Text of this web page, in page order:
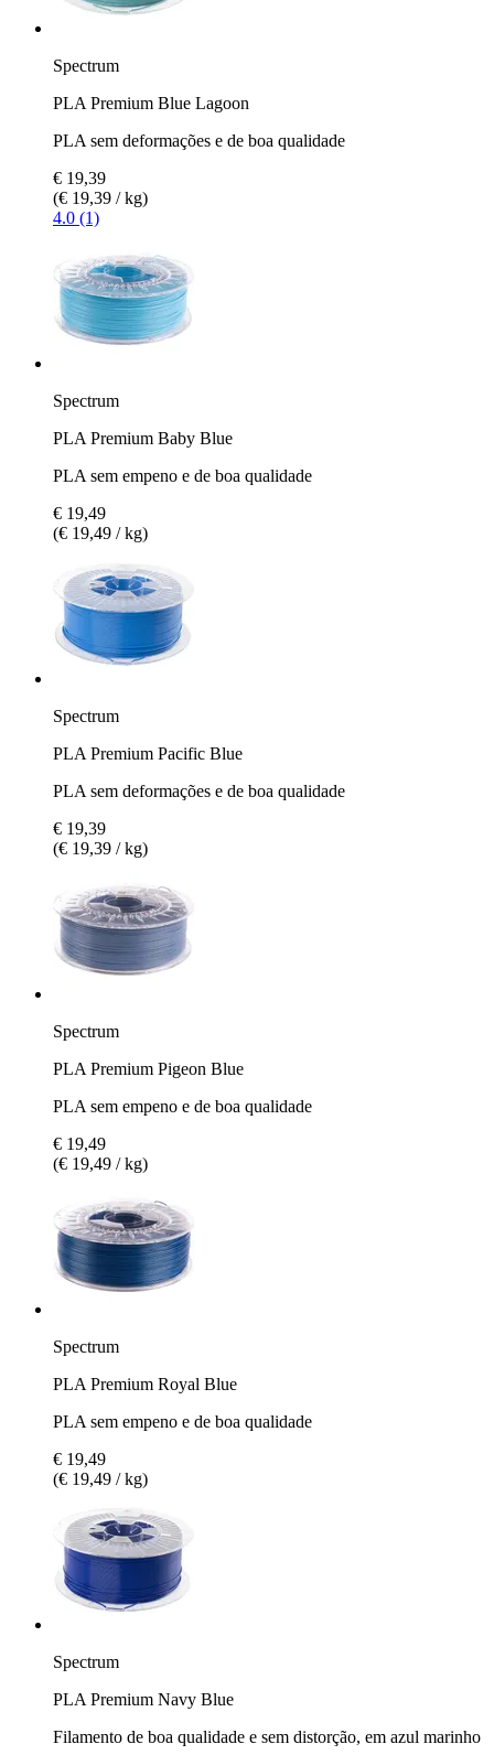
Spectrum
PLA Premium Blue Lagoon
PLA sem deformações e de boa qualidade
€ 19,39
(€ 19,39 / kg)
4.0 (1)
Spectrum
PLA Premium Baby Blue
PLA sem empeno e de boa qualidade
€ 19,49
(€ 19,49 / kg)
Spectrum
PLA Premium Pacific Blue
PLA sem deformações e de boa qualidade
€ 19,39
(€ 19,39 / kg)
Spectrum
PLA Premium Pigeon Blue
PLA sem empeno e de boa qualidade
€ 19,49
(€ 19,49 / kg)
Spectrum
PLA Premium Royal Blue
PLA sem empeno e de boa qualidade
€ 19,49
(€ 19,49 / kg)
Spectrum
PLA Premium Navy Blue
Filamento de boa qualidade e sem distorção, em azul marinho